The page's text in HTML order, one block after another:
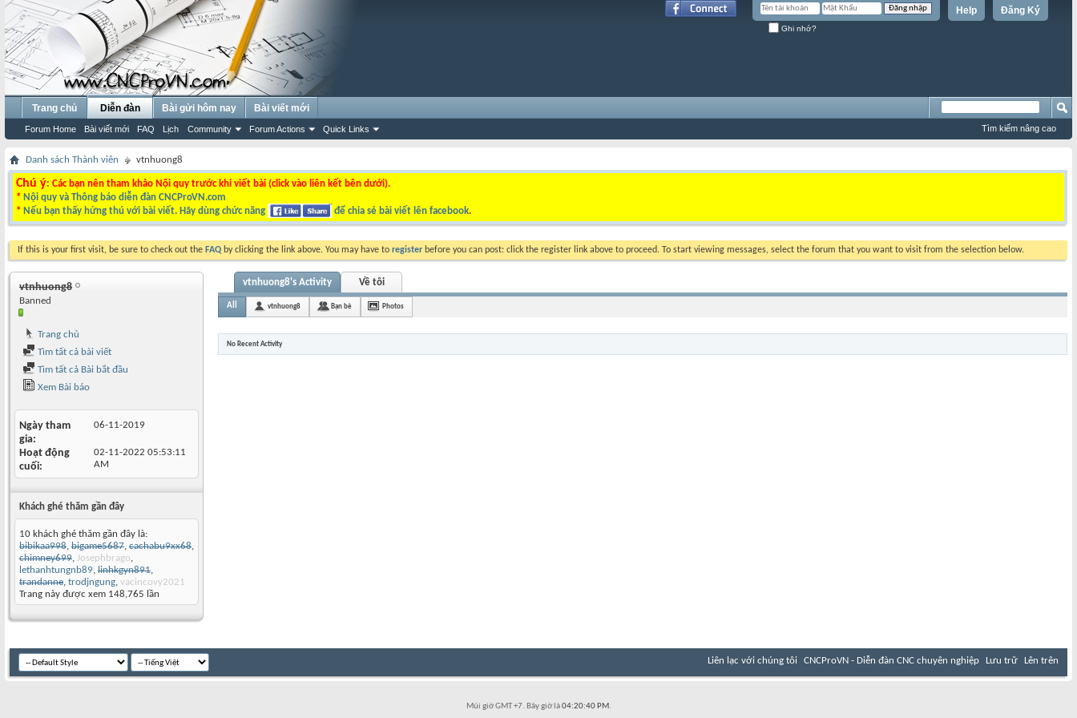
Đăng Ký
Help
Ghi nhớ?
Trang chủ Diễn đàn
Forum Home Bài viết mới FAQ Lịch Community Forum Actions Quick Links
Bài gửi hôm nay Bài viết mới
Tìm kiếm nâng cao
Danh sách Thành viên vtnhuong8
Chú ý: Các bạn nên tham khảo Nội quy trước khi viết bài (click vào liên kết bên dưới).
* Nội quy và Thông báo diễn đàn CNCProVN.com
* Nếu bạn thấy hứng thú với bài viết. Hãy dùng chức năng để chia sẻ bài viết lên facebook.
If this is your first visit, be sure to check out the FAQ by clicking the link above. You may have to register before you can post: click the register link above to proceed. To start viewing messages, select the forum that you want to visit from the selection below.
vtnhuong8
Banned
Trang chủ
Tìm tất cả bài viết
Tìm tất cả Bài bắt đầu
Xem Bài báo
Ngày tham
gia
06-11-2019
Hoạt động
cuối
02-11-2022 05:53:11
AM
Khách ghé thăm gần đây
10 khách ghé thăm gần đây là:
bibikaa998, bigame5687, cachabu9xx68,
chimney699, Josephbrago,
lethanhtungnb89, linhkgyn891,
trandanne, trodjngung, vacincovy2021
Trang này được xem 148,765 lần
vtnhuong8's Activity Về tôi
All vtnhuong8 Bạn bè Photos
No Recent Activity
Liên lạc với chúng tôi CNCProVN - Diễn đàn CNC chuyên nghiệp Lưu trữ Lên trên
Múi giờ GMT +7. Bây giờ là04:20:40 PM.